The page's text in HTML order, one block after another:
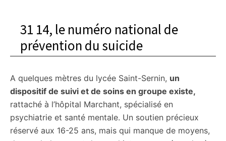
31 14, le numéro national de
prévention du suicide
A quelques mètres du lycée Saint-Sernin, un
dispositif de suivi et de soins en groupe existe,
rattaché à l’hôpital Marchant, spécialisé en
psychiatrie et santé mentale. Un soutien précieux
réservé aux 16-25 ans, mais qui manque de moyens,